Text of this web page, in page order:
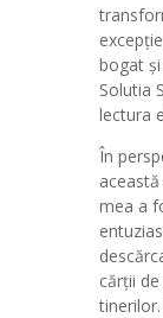
bogat
Solutia
lectura
În
mea a
cărții